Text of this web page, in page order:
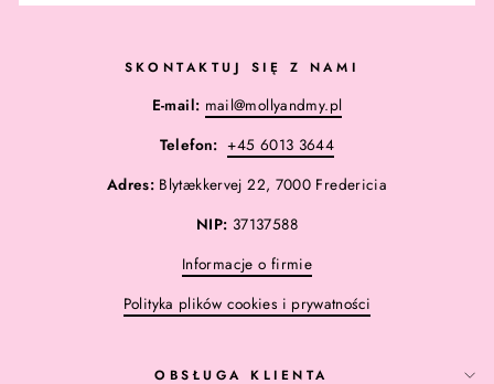
SKONTAKTUJ SIĘ Z NAMI
E-mail: mail@mollyandmy.pl
Telefon: +45 6013 3644
Adres: Blytækkervej 22, 7000 Fredericia
NIP: 37137588
Informacje o firmie
Polityka plików cookies i prywatności
OBSŁUGA KLIENTA